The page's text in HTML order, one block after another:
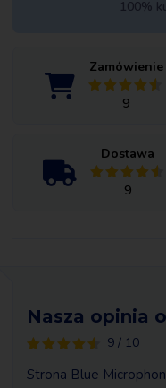
Zamówienie
9
Dostawa
9
100%
Nasza opinia
9 / 10
Strona Blue